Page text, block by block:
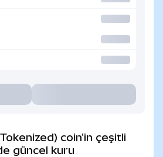
coin'in çeşitli
güncel kuru